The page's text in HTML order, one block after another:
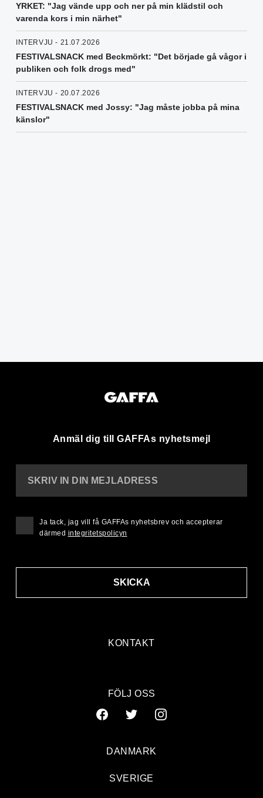
YRKET: "Jag vände upp och ner på min klädstil och
varenda kors i min närhet"
INTERVJU - 21.07.2026
FESTIVALSNACK med Beckmörkt: "Det började gå vågor i
publiken och folk drogs med"
INTERVJU - 20.07.2026
FESTIVALSNACK med Jossy: "Jag måste jobba på mina
känslor"
Anmäl dig till GAFFAs nyhetsmejl
KONTAKT
SKRIV IN DIN MEJLADRESS
SKICKA
Ja tack, jag vill få GAFFAs nyhetsbrev och accepterar
därmed integritetspolicyn
FÖLJ OSS
DANMARK
SVERIGE